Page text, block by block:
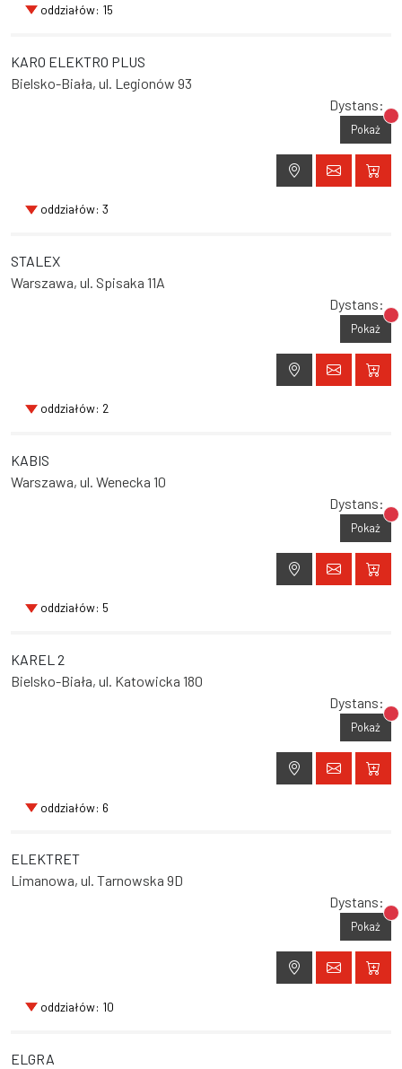
oddziałów: 15
KARO ELEKTRO PLUS
Bielsko-Biała, ul. Legionów 93
Dystans:
Pokaż
oddziałów: 3
STALEX
Warszawa, ul. Spisaka 11A
Dystans:
Pokaż
oddziałów: 2
KABIS
Warszawa, ul. Wenecka 10
Dystans:
Pokaż
oddziałów: 5
KAREL 2
Bielsko-Biała, ul. Katowicka 180
Dystans:
Pokaż
oddziałów: 6
ELEKTRET
Limanowa, ul. Tarnowska 9D
Dystans:
Pokaż
oddziałów: 10
ELGRA